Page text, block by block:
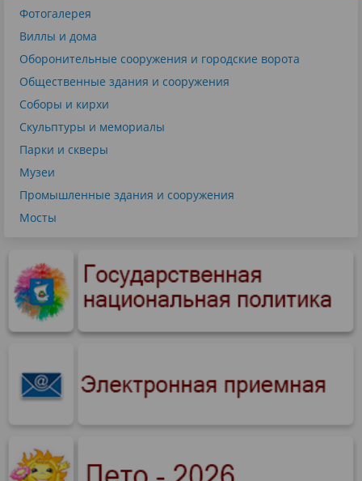
Фотогалерея
Виллы и дома
Оборонительные сооружения и городские ворота
Общественные здания и сооружения
Соборы и кирхи
Скульптуры и мемориалы
Парки и скверы
Музеи
Промышленные здания и сооружения
Мосты